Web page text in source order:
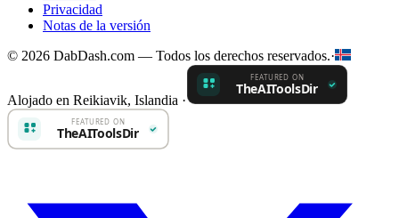
Privacidad
Notas de la versión
© 2026 DabDash.com — Todos los derechos reservados.·
Alojado en Reikiavik, Islandia ·